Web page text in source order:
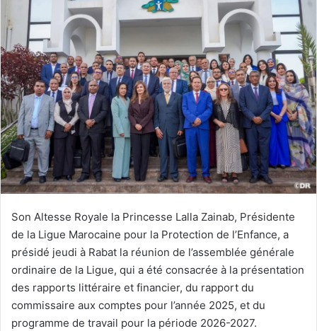
Son Altesse Royale la Princesse Lalla Zainab, Présidente
de la Ligue Marocaine pour la Protection de l’Enfance, a
présidé jeudi à Rabat la réunion de l’assemblée générale
ordinaire de la Ligue, qui a été consacrée à la présentation
des rapports littéraire et financier, du rapport du
commissaire aux comptes pour l’année 2025, et du
programme de travail pour la période 2026-2027.